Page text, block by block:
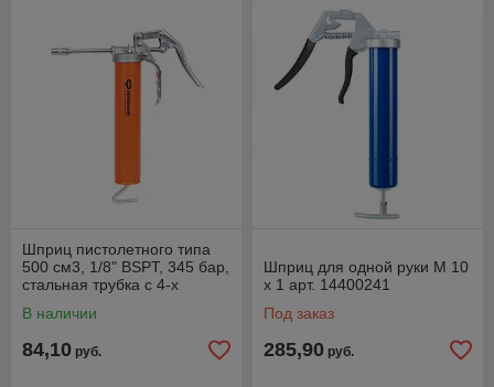
Шприц пистолетного типа
500 см3, 1/8" BSPT, 345 бар,
стальная трубка с 4-х
В наличии
84,10 руб.
Шприц для одной руки M 10
x 1 арт. 14400241
Под заказ
285,90 руб.